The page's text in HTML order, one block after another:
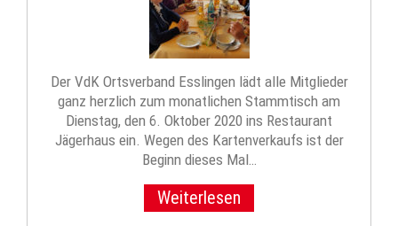
Der VdK Ortsverband Esslingen lädt alle Mitglieder
ganz herzlich zum monatlichen Stammtisch am
Dienstag, den 6. Oktober 2020 ins Restaurant
Jägerhaus ein. Wegen des Kartenverkaufs ist der
Beginn dieses Mal…
Weiterlesen